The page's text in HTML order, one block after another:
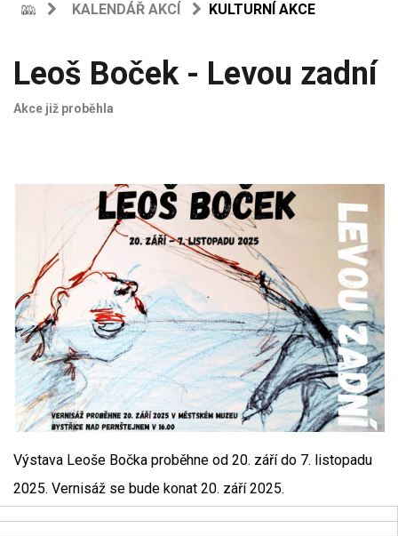
KALENDÁŘ AKCÍ KULTURNÍ AKCE
Leoš Boček - Levou zadní
Akce již proběhla
Výstava Leoše Bočka proběhne od 20. září do 7. listopadu
2025. Vernisáž se bude konat 20. září 2025.